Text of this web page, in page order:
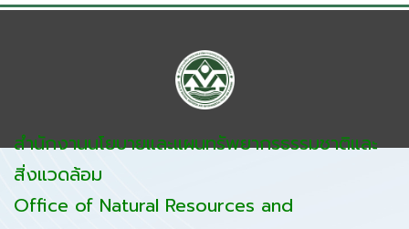
สำนักงานนโยบายและแผนทรัพยากรธรรมชาติและ
สิ่งแวดล้อม
Office of Natural Resources and